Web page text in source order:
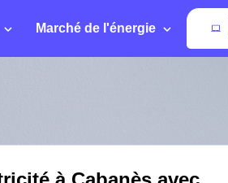
Marché de l'énergie